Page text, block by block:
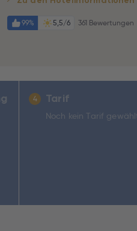
99% 5,5/6 361 Bewertungen
4 Tarif
Noch kein Tarif